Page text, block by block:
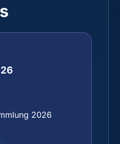
2026